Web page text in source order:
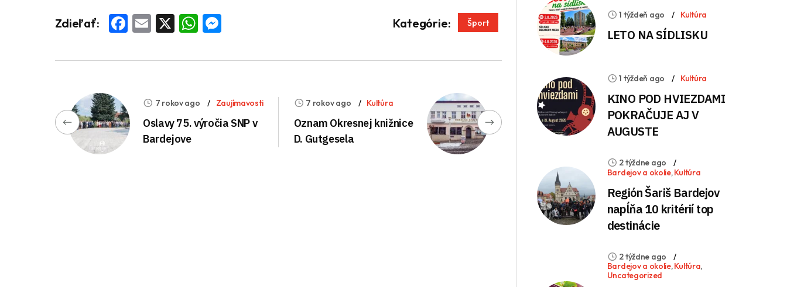
Zdieľať: Facebook
Email
X WhatsApp
Messenger Kategórie: Šport
7 rokov ago Zaujímavosti
Oslavy 75. výročia SNP v
Bardejove
7 rokov ago Kultúra
Oznam Okresnej knižnice
D. Gutgesela
1 týždeň ago Kultúra
LETO NA SÍDLISKU
1 týždeň ago Kultúra
KINO POD HVIEZDAMI
POKRAČUJE AJ V
AUGUSTE
2 týždne ago
Bardejov a okolie,Kultúra
Región Šariš Bardejov
napĺňa 10 kritérií top
destinácie
2 týždne ago
Bardejov a okolie,Kultúra,
Uncategorized